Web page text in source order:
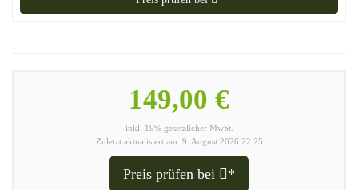
149,00 €
inkl. 19% gesetzlicher MwSt.
Zuletzt aktualisiert am: 9. August 2026 22:25
Preis prüfen bei *